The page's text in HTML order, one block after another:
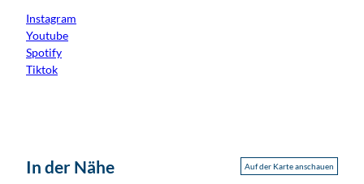
Instagram
Youtube
Spotify
Tiktok
In der Nähe Auf der Karte anschauen